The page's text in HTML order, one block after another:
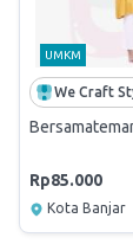
UMKM
We Craft
Rp85.000
Kota Banjar